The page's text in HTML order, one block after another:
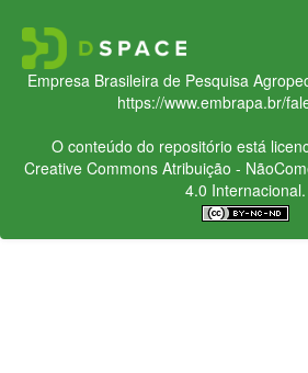
Empresa Brasileira de Pesquisa
https://www.embrapa.br/
O conteúdo do repositório está
Creative CommonsAtribuição -
4.0 Internacional.